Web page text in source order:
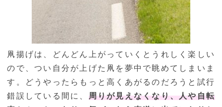
凧揚げは、どんどん上がっていくとうれしく楽しい
ので、つい自分が上げた凧を夢中で眺めてしまいま
す。どうやったらもっと高くあがるのだろうと試行
錯誤している間に、 周りが見えなくなり、人や自転